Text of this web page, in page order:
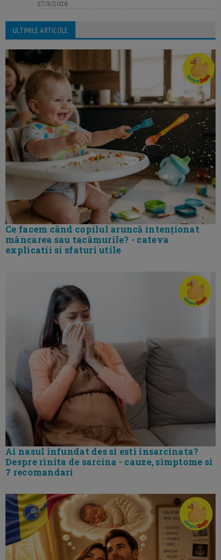
27/3/2026
ULTIMILE ARTICOLE
Ce facem când copilul aruncă intenționat
mâncarea sau tacâmurile? - cateva
explicatii si sfaturi utile
Ai nasul infundat des si esti insarcinata?
Despre rinita de sarcina - cauze, simptome si
7 recomandari